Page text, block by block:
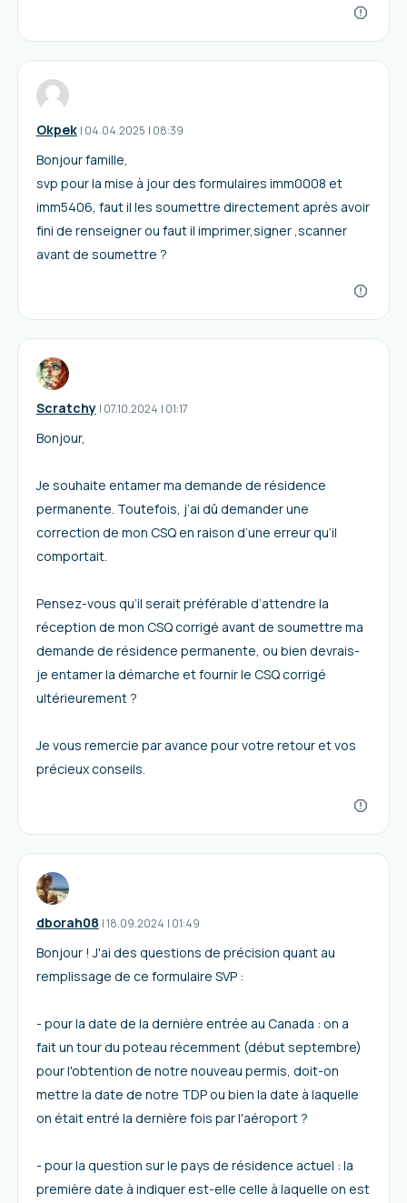
Okpek I 04.04.2025 | 08:39
Bonjour famille,
svp pour la mise à jour des formulaires imm0008 et
imm5406, faut il les soumettre directement après avoir
fini de renseigner ou faut il imprimer,signer ,scanner
avant de soumettre ?
Scratchy I 07.10.2024 | 01:17
Bonjour,
Je souhaite entamer ma demande de résidence
permanente. Toutefois, j’ai dû demander une
correction de mon CSQ en raison d’une erreur qu’il
comportait.
Pensez-vous qu’il serait préférable d’attendre la
réception de mon CSQ corrigé avant de soumettre ma
demande de résidence permanente, ou bien devrais-
je entamer la démarche et fournir le CSQ corrigé
ultérieurement ?
Je vous remercie par avance pour votre retour et vos
précieux conseils.
dborah08 I18.09.2024 | 01:49
Bonjour ! J'ai des questions de précision quant au
remplissage de ce formulaire SVP :
- pour la date de la dernière entrée au Canada : on a
fait un tour du poteau récemment (début septembre)
pour l'obtention de notre nouveau permis, doit-on
mettre la date de notre TDP ou bien la date à laquelle
on était entré la dernière fois par l'aéroport ?
- pour la question sur le pays de résidence actuel : la
première date à indiquer est-elle celle à laquelle on est